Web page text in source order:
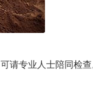
请专业人士陪同检查